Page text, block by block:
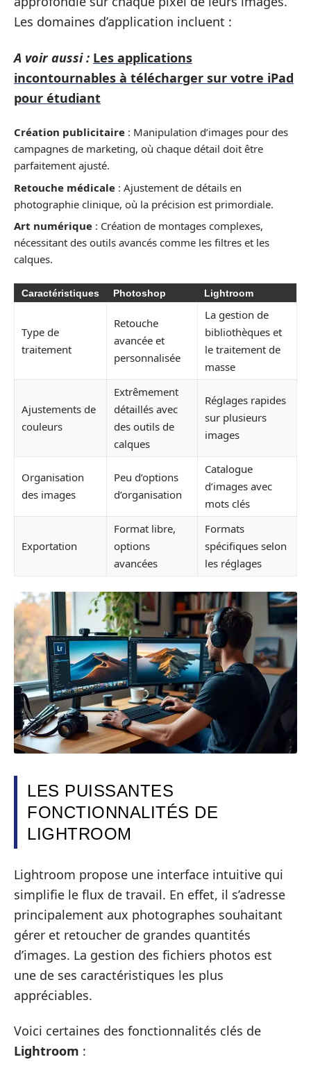
Les domaines d’application incluent :
A voir aussi : Les applications
incontournables à télécharger sur votre iPad
pour étudiant
Création publicitaire : Manipulation d’images pour des
campagnes de marketing, où chaque détail doit être
parfaitement ajusté.
Retouche médicale : Ajustement de détails en
photographie clinique, où la précision est primordiale.
Art numérique : Création de montages complexes,
nécessitant des outils avancés comme les filtres et les
calques.
Caractéristiques Photoshop Lightroom
Type de
traitement
Retouche
avancée et
personnalisée
La gestion de
bibliothèques et
le traitement de
masse
Ajustements de
couleurs
Extrêmement
détaillés avec
des outils de
calques
Réglages rapides
sur plusieurs
images
Organisation
des images
Peu d’options
d’organisation
Catalogue
d’images avec
mots clés
Exportation
Format libre,
options
avancées
Formats
spécifiques selon
les réglages
LES PUISSANTES
FONCTIONNALITÉS DE
LIGHTROOM
Lightroom propose une interface intuitive qui
simplifie le flux de travail. En effet, il s’adresse
principalement aux photographes souhaitant
gérer et retoucher de grandes quantités
d’images. La gestion des fichiers photos est
une de ses caractéristiques les plus
appréciables.
Voici certaines des fonctionnalités clés de
Lightroom :